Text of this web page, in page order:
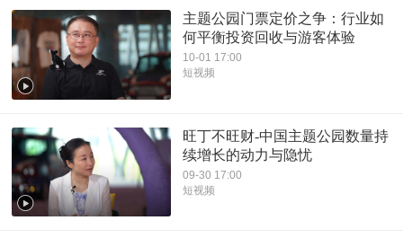
主题公园门票定价之争：行业如
何平衡投资回收与游客体验
10-01 17:00
短视频
旺丁不旺财-中国主题公园数量持
续增长的动力与隐忧
09-30 17:00
短视频